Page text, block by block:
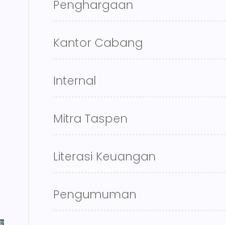
Penghargaan
Kantor Cabang
Internal
Mitra Taspen
Literasi Keuangan
Pengumuman